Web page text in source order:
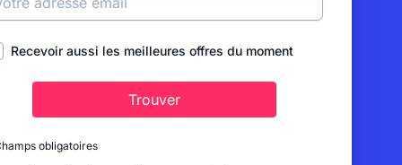
Recevoir aussi les meilleures offres du moment
Trouver
obligatoires